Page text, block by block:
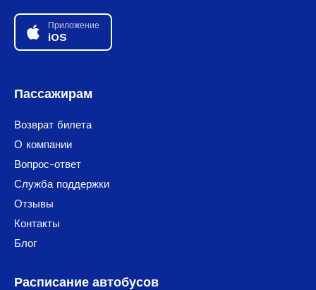
Приложение
iOS
Пассажирам
Возврат билета
О компании
Вопрос-ответ
Служба поддержки
Отзывы
Контакты
Блог
Расписание автобусов